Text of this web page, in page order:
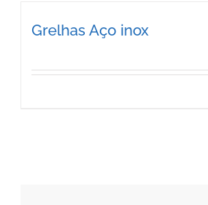
Grelhas Aço inox